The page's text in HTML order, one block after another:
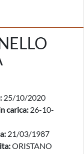
25/10/2020
carica: 26-10-
21/03/1987
ORISTANO